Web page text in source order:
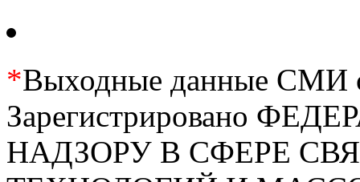
*Выходные данные СМИ
Зарегистрировано
НАДЗОРУ В СФЕРЕ